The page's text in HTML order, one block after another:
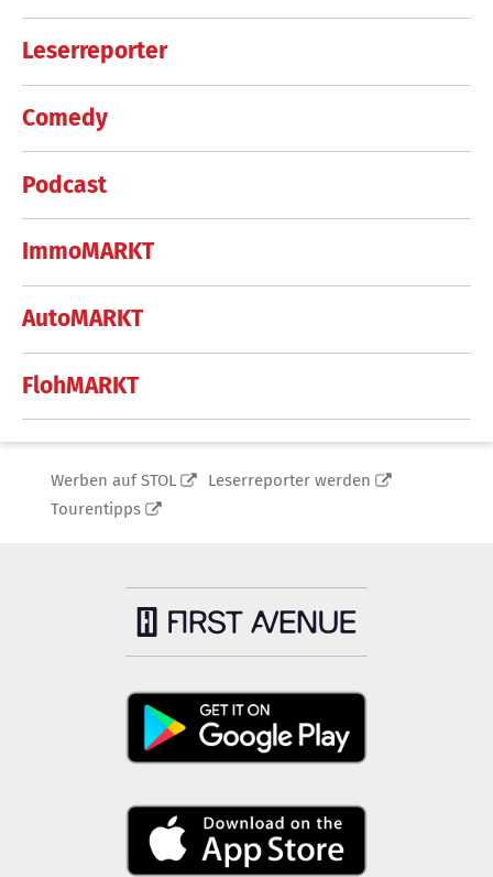
Leserreporter
Comedy
Podcast
ImmoMARKT
AutoMARKT
FlohMARKT
Werben auf STOL
Leserreporter werden
Tourentipps